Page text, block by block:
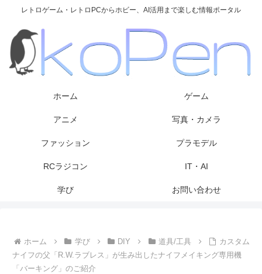
レトロゲーム・レトロPCからホビー、AI活用まで楽しむ情報ポータル
ホーム ゲーム
アニメ 写真・カメラ
ファッション プラモデル
RCラジコン IT・AI
学び お問い合わせ
ホーム 学び DIY 道具/工具
カスタム
ナイフの父「R.W.ラブレス」が生み出したナイフメイキング専用機
「バーキング」のご紹介